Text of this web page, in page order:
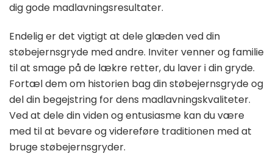
dig gode madlavningsresultater.
Endelig er det vigtigt at dele glæden ved din
støbejernsgryde med andre. Inviter venner og familie
til at smage på de lækre retter, du laver i din gryde.
Fortæl dem om historien bag din støbejernsgryde og
del din begejstring for dens madlavningskvaliteter.
Ved at dele din viden og entusiasme kan du være
med til at bevare og videreføre traditionen med at
bruge støbejernsgryder.